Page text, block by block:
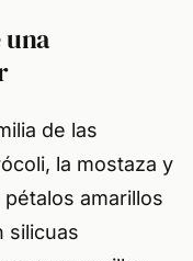
una
de las
la mostaza y
amarillos
silicuas